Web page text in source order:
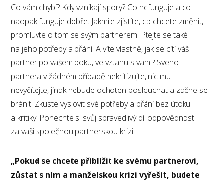
Co vám chybí? Kdy vznikají spory? Co nefunguje a co
naopak funguje dobře. Jakmile zjistíte, co chcete změnit,
promluvte o tom se svým partnerem. Ptejte se také
na jeho potřeby a přání. A víte vlastně, jak se cítí váš
partner po vašem boku, ve vztahu s vámi? Svého
partnera v žádném případě nekritizujte, nic mu
nevyčítejte, jinak nebude ochoten poslouchat a začne se
bránit. Zkuste vyslovit své potřeby a přání bez útoku
a kritiky. Ponechte si svůj spravedlivý díl odpovědnosti
za vaši společnou partnerskou krizi.
„Pokud se chcete přiblížit ke svému partnerovi,
zůstat s ním a manželskou krizi vyřešit, budete